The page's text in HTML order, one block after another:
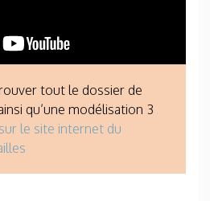
tout le dossier de
qu’une modélisation 3
sur le site internet du